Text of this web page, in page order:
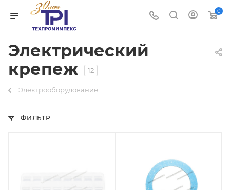
0
Электрический
крепеж
12
Электрооборудование
ФИЛЬТР